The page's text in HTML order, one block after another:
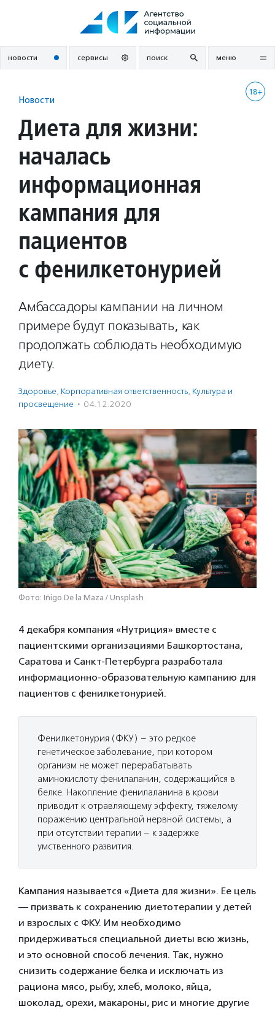
новости сервисы поиск меню
18+
Новости
Диета для жизни:
началась
информационная
кампания для
пациентов
с фенилкетонурией
Амбассадоры кампании на личном
примере будут показывать, как
продолжать соблюдать необходимую
диету.
Здоровье, Корпоративная ответственность, Культура и
просвещение · 04.12.2020
Фото: Iñigo De la Maza / Unsplash
4 декабря компания «Нутриция» вместе с
пациентскими организациями Башкортостана,
Саратова и Санкт-Петербурга разработала
информационно-образовательную кампанию для
пациентов с фенилкетонурией.
Фенилкетонурия (ФКУ) – это редкое
генетическое заболевание, при котором
организм не может перерабатывать
аминокислоту фенилаланин, содержащийся в
белке. Накопление фенилаланина в крови
приводит к отравляющему эффекту, тяжелому
поражению центральной нервной системы, а
при отсутствии терапии – к задержке
умственного развития.
Кампания называется «Диета для жизни». Ее цель
— призвать к сохранению диетотерапии у детей
и взрослых с ФКУ. Им необходимо
придерживаться специальной диеты всю жизнь,
и это основной способ лечения. Так, нужно
снизить содержание белка и исключать из
рациона мясо, рыбу, хлеб, молоко, яйца,
шоколад, орехи, макароны, рис и многие другие